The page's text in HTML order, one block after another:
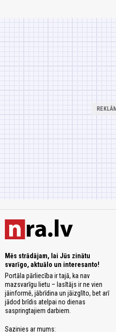
Mēs strādājam, lai Jūs zinātu
svarīgo, aktuālo un interesanto!
Portāla pārliecība ir tajā, ka nav
mazsvarīgu lietu – lasītājs ir ne vien
jāinformē, jābrīdina un jāizglīto, bet arī
jādod brīdis atelpai no dienas
saspringtajiem darbiem.
Sazinies ar mums: